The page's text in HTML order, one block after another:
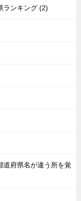
ランキング (2)
道府県名が違う所を覚